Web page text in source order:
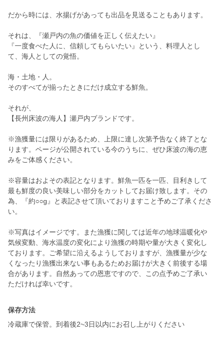
だから時には、水揚げがあっても出品を見送ることもあります。
それは、『瀬戸内の魚の価値を正しく伝えたい』
『一度食べた人に、信頼してもらいたい』という、料理人とし
て、海人としての覚悟。
海・土地・人。
そのすべてが揃ったときにだけ成立する鮮魚。
それが、
【長州床波の海人】瀬戸内ブランドです。
※漁獲量には限りがあるため、上限に達し次第予告なく終了とな
ります。ページが公開されている今のうちに、ぜひ床波の海の恵
みをご体感ください。
※容量はおよその表記となります。鮮魚一匹を一匹、目利きして
最も鮮度の良い美味しい部分をカットしてお届け致します。その
為、『約○○g』と表記させて頂いておりますこと予めご了承くださ
い。
※写真はイメージです。また漁獲に関しては近年の地球温暖化や
気候変動、海水温度の変化により漁獲の時期や量が大きく変化し
ております。ご希望に沿えるようしておりますが、漁獲量が少な
くなったり漁獲出来ない事もあるためお届けが大きく前後する場
合があります。自然あっての恩恵ですので、この点予めご了承い
ただければ幸いです。
保存方法
冷蔵庫で保管。到着後2~3日以内にお召し上がりください